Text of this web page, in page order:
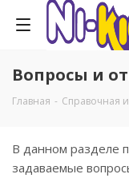
Вопросы и
Главная - Справочная
В данном разделе
задаваемые